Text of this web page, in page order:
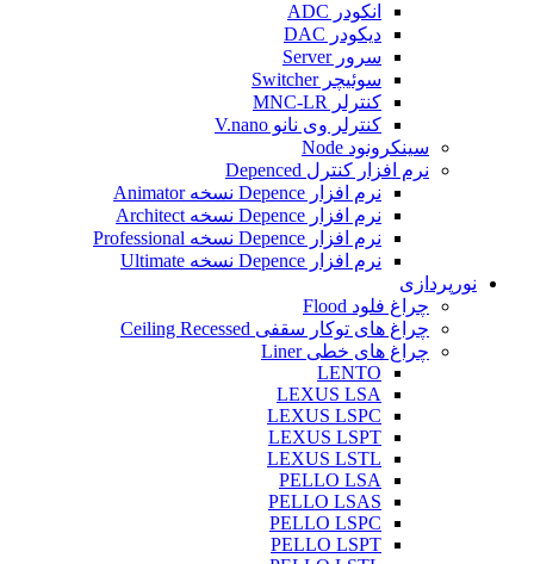
انکودر ADC
دیکودر DAC
سرور Server
سوئیچر Switcher
کنترلر MNC-LR
کنترلر وی نانو V.nano
سینکرونود Node
نرم افزار کنترل Depenced
نرم افزار Depence نسخه Animator
نرم افزار Depence نسخه Architect
نرم افزار Depence نسخه Professional
نرم افزار Depence نسخه Ultimate
نورپردازی
چراغ فلود Flood
چراغ های توکار سقفی Ceiling Recessed
چراغ های خطی Liner
LENTO
LEXUS LSA
LEXUS LSPC
LEXUS LSPT
LEXUS LSTL
PELLO LSA
PELLO LSAS
PELLO LSPC
PELLO LSPT